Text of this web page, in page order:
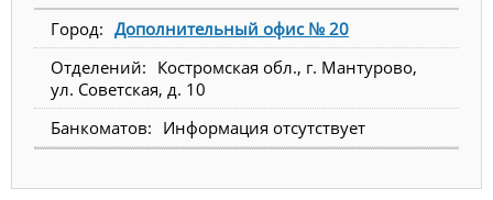
Дополнительный офис № 20
Костромская обл., г. Мантурово,
ул. Советская, д. 10
Информация отсутствует